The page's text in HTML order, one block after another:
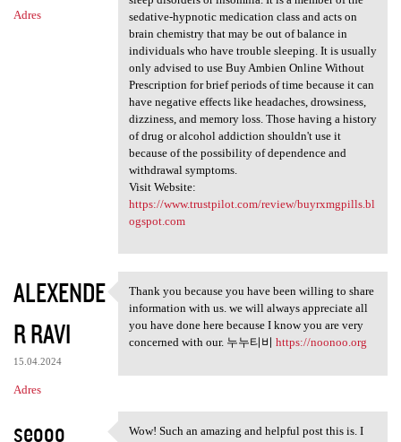
Adres
sedative-hypnotic medication class and acts on
brain chemistry that may be out of balance in
individuals who have trouble sleeping. It is usually
only advised to use Buy Ambien Online Without
Prescription for brief periods of time because it can
have negative effects like headaches, drowsiness,
dizziness, and memory loss. Those having a history
of drug or alcohol addiction shouldn't use it
because of the possibility of dependence and
withdrawal symptoms.
Visit Website:
https://www.trustpilot.com/review/buyrxmgpills.bl
ogspot.com
ALEXENDE
R RAVI
15.04.2024
Adres
Thank you because you have
Thank you because you have been willing to share
information with us. we will always appreciate all
you have done here because I know you are very
concerned with our. 누누티비 https://noonoo.org
seooo
Wow! Such an amazing and helpful post this is. I